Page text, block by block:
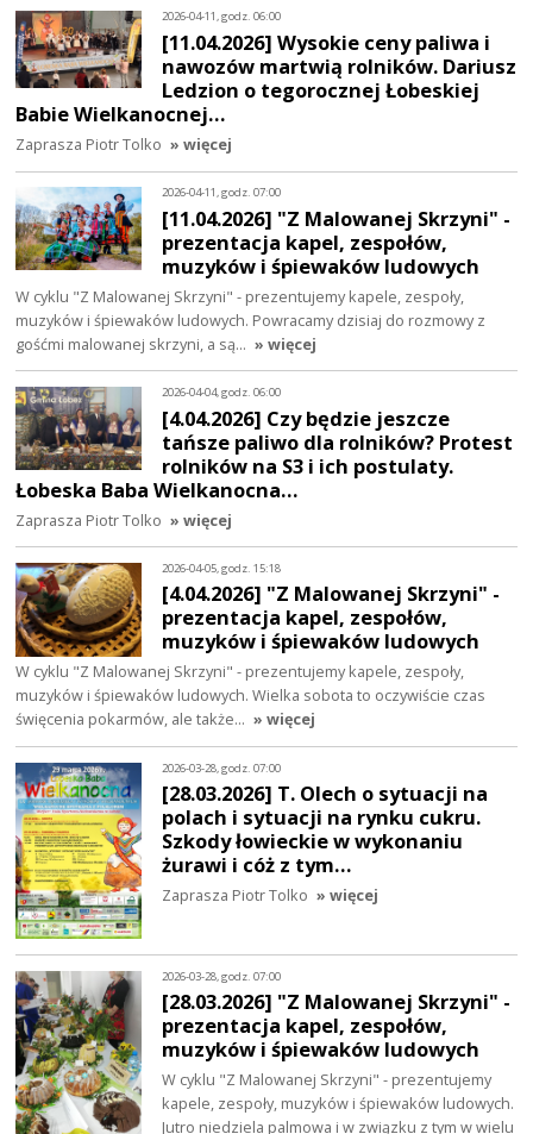
2026-04-11, godz. 06:00
[11.04.2026] Wysokie ceny paliwa i
nawozów martwią rolników. Dariusz
Ledzion o tegorocznej Łobeskiej
Babie Wielkanocnej…
Zaprasza Piotr Tolko » więcej
2026-04-11, godz. 07:00
[11.04.2026] "Z Malowanej Skrzyni" -
prezentacja kapel, zespołów,
muzyków i śpiewaków ludowych
W cyklu "Z Malowanej Skrzyni" - prezentujemy kapele, zespoły,
muzyków i śpiewaków ludowych. Powracamy dzisiaj do rozmowy z
gośćmi malowanej skrzyni, a są… » więcej
2026-04-04, godz. 06:00
[4.04.2026] Czy będzie jeszcze
tańsze paliwo dla rolników? Protest
rolników na S3 i ich postulaty.
Łobeska Baba Wielkanocna…
Zaprasza Piotr Tolko » więcej
2026-04-05, godz. 15:18
[4.04.2026] "Z Malowanej Skrzyni" -
prezentacja kapel, zespołów,
muzyków i śpiewaków ludowych
W cyklu "Z Malowanej Skrzyni" - prezentujemy kapele, zespoły,
muzyków i śpiewaków ludowych. Wielka sobota to oczywiście czas
święcenia pokarmów, ale także… » więcej
2026-03-28, godz. 07:00
[28.03.2026] T. Olech o sytuacji na
polach i sytuacji na rynku cukru.
Szkody łowieckie w wykonaniu
żurawi i cóż z tym…
Zaprasza Piotr Tolko » więcej
2026-03-28, godz. 07:00
[28.03.2026] "Z Malowanej Skrzyni" -
prezentacja kapel, zespołów,
muzyków i śpiewaków ludowych
W cyklu "Z Malowanej Skrzyni" - prezentujemy
kapele, zespoły, muzyków i śpiewaków ludowych.
Jutro niedziela palmowa i w związku z tym w wielu